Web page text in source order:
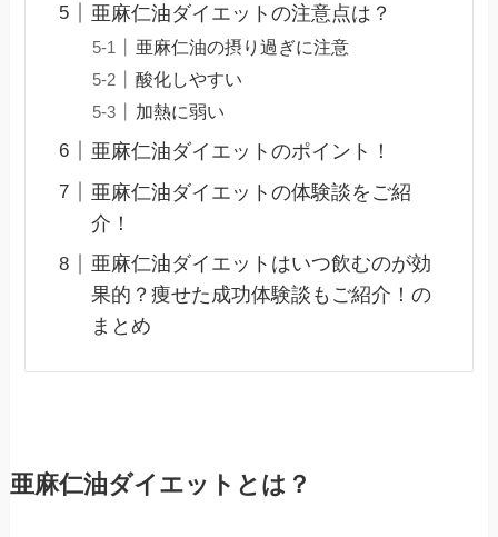
亜麻仁油ダイエットの注意点は？
亜麻仁油の摂り過ぎに注意
酸化しやすい
加熱に弱い
亜麻仁油ダイエットのポイント！
亜麻仁油ダイエットの体験談をご紹
介！
亜麻仁油ダイエットはいつ飲むのが効
果的？痩せた成功体験談もご紹介！の
まとめ
亜麻仁油ダイエットとは？